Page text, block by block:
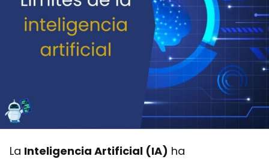
La Inteligencia Artificial (IA) ha